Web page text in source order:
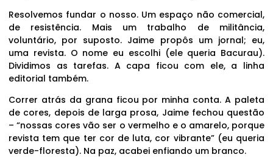
Resolvemos fundar o nosso. Um espaço não comercial,
de resistência. Mais um trabalho de militância,
voluntário, por suposto. Jaime propôs um jornal; eu,
uma revista. O nome eu escolhi (ele queria Bacurau).
Dividimos as tarefas. A capa ficou com ele, a linha
editorial também.
Correr atrás da grana ficou por minha conta. A paleta
de cores, depois de larga prosa, Jaime fechou questão
– “nossas cores vão ser o vermelho e o amarelo, porque
revista tem que ter cor de luta, cor vibrante” (eu queria
verde-floresta). Na paz, acabei enfiando um branco.